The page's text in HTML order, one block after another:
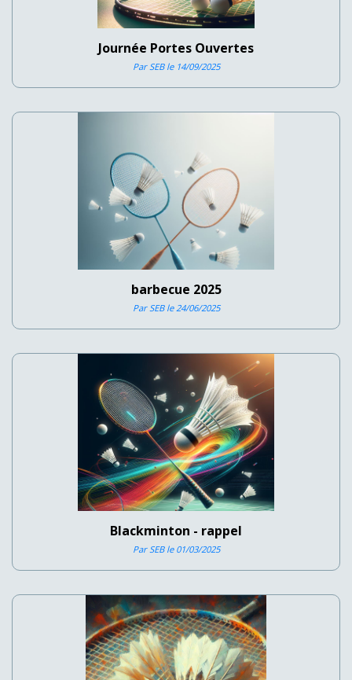
Journée Portes Ouvertes
Par SEB le 14/09/2025
barbecue 2025
Par SEB le 24/06/2025
Blackminton - rappel
Par SEB le 01/03/2025